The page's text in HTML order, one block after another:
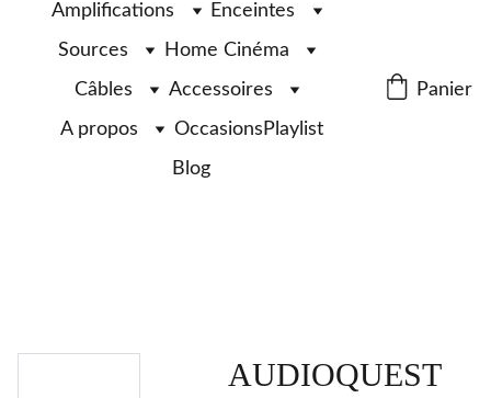
Amplifications
Enceintes
Sources
Home Cinéma
Câbles
Accessoires
A propos
Occasions Playlist
Blog
Panier
AUDIOQUEST